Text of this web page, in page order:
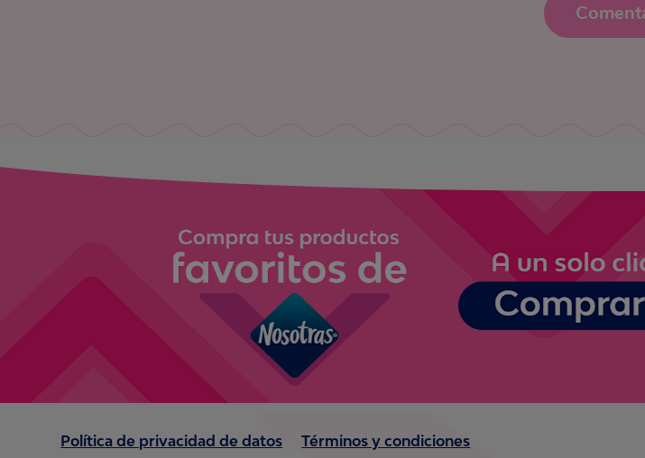
Política de privacidad de datos Términos y condiciones